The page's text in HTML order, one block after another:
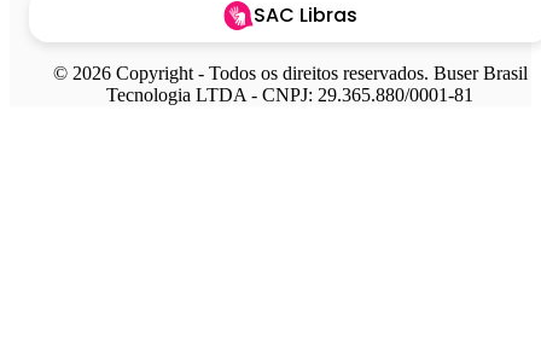
SAC Libras
© 2026 Copyright - Todos os direitos reservados. Buser Brasil
Tecnologia LTDA - CNPJ: 29.365.880/0001-81